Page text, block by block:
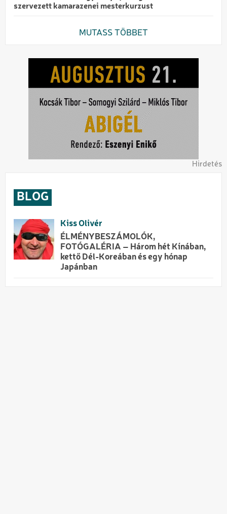
szervezett kamarazenei mesterkurzust
MUTASS TÖBBET
Hirdetés
BLOG
Kiss Olivér
ÉLMÉNYBESZÁMOLÓK,
FOTÓGALÉRIA – Három hét Kínában,
kettő Dél-Koreában és egy hónap
Japánban